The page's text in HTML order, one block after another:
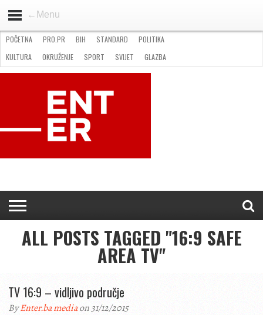
←Menu
STANDARD
GOSPODARSTVO
OKRUŽENJE
POČETNA PRO.PR BIH STANDARD
POLITIKA
KULTURA
OKRUŽENJE SPORT SVIJET
GLAZBA
NATJEČAJI
FILMING LOCATION IN BH KONTAKT
ALL POSTS TAGGED "16:9 SAFE
AREA TV"
TV 16:9 – vidljivo područje
ByEnter.ba mediaon 31/12/2015